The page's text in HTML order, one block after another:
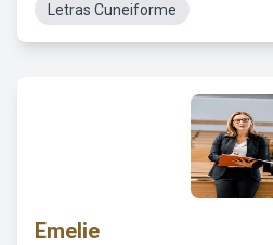
Letras Cuneiforme
Emelie